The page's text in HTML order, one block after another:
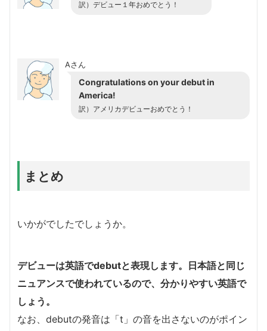
訳）デビュー１年おめでとう！
Aさん
Congratulations on your debut in
America!
訳）アメリカデビューおめでとう！
まとめ
いかがでしたでしょうか。
デビューは英語でdebutと表現します。日本語と同じ
ニュアンスで使われているので、分かりやすい英語で
しょう。
なお、debutの発音は「t」の音を出さないのがポイン